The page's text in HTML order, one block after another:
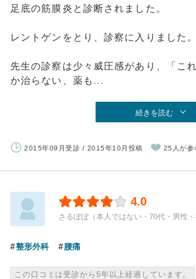
足底の筋膜炎と診断されました。
レントゲンをとり、診察に入りました。
先生の診察は少々威圧感があり、「こ
か治らない、薬も...
続きを読む
2015年09月受診 / 2015年10月投稿 25人が参
4.0
さるぼぼ（本人ではない・70代・男性・
整形外科 腰痛
この口コミは受診から5年以上経過しています。